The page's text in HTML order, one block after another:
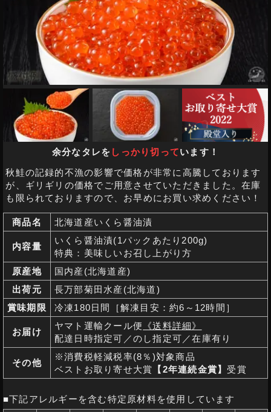
余分なタレを しっかり切っています！
秋鮭の記録的不漁の影響で価格が非常に高騰しております
が、ギリギリの価格でご用意させていただきました。在庫
も限られておりますので、お早めにお買い求めください！
商品名 北海道産いくら醤油漬
内容量
いくら醤油漬(1パックあたり200g)
特典：美味しいお召し上がり方
原産地
国内産(北海道産)
出荷元
長万部菊田水産(北海道)
賞味期限
冷凍180日間［解凍目安：約6～12時間］
お届け
ヤマト運輸クール便 《送料詳細》
配達日時指定可／のし指定可／在庫有り
その他
※消費税軽減税率(8％)対象商品
ベストお取り寄せ大賞
【2年連続金賞】 受賞
■下記アレルギーを含む特定原材料を使用しています